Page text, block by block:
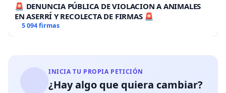
🚨 DENUNCIA PÚBLICA DE VIOLACION A ANIMALES
EN ASERRÍ Y RECOLECTA DE FIRMAS 🚨
5 094 firmas
INICIA TU PROPIA PETICIÓN
¿Hay algo que quiera cambiar?